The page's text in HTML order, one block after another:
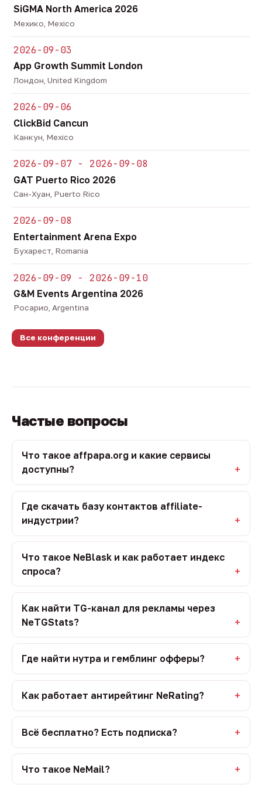
SiGMA North America 2026
Мехико, Mexico
2026-09-03
App Growth Summit London
Лондон, United Kingdom
2026-09-06
ClickBid Cancun
Канкун, Mexico
2026-09-07 - 2026-09-08
GAT Puerto Rico 2026
Сан-Хуан, Puerto Rico
2026-09-08
Entertainment Arena Expo
Бухарест, Romania
2026-09-09 - 2026-09-10
G&M Events Argentina 2026
Росарио, Argentina
Все конференции
Частые вопросы
Что такое affpapa.org и какие сервисы
доступны?
Где скачать базу контактов affiliate-
индустрии?
Что такое NeBlask и как работает индекс
спроса?
Как найти TG-канал для рекламы через
NeTGStats?
Где найти нутра и гемблинг офферы?
Как работает антирейтинг NeRating?
Всё бесплатно? Есть подписка?
Что такое NeMail?